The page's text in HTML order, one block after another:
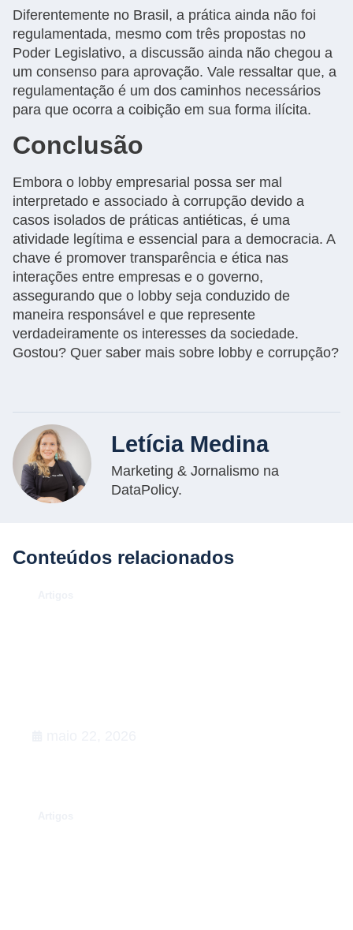
Diferentemente no Brasil, a prática ainda não foi
regulamentada, mesmo com três propostas no
Poder Legislativo, a discussão ainda não chegou a
um consenso para aprovação. Vale ressaltar que, a
regulamentação é um dos caminhos necessários
para que ocorra a coibição em sua forma ilícita.
Conclusão
Embora o lobby empresarial possa ser mal
interpretado e associado à corrupção devido a
casos isolados de práticas antiéticas, é uma
atividade legítima e essencial para a democracia. A
chave é promover transparência e ética nas
interações entre empresas e o governo,
assegurando que o lobby seja conduzido de
maneira responsável e que represente
verdadeiramente os interesses da sociedade.
Gostou? Quer saber mais sobre lobby e corrupção?
Letícia Medina
Marketing & Jornalismo na
DataPolicy.
Conteúdos relacionados